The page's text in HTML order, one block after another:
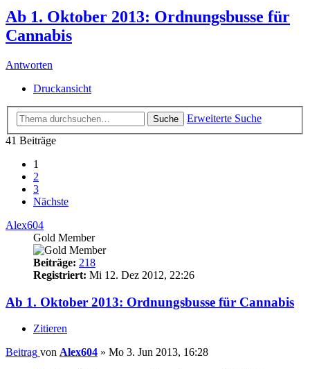
Ab 1. Oktober 2013: Ordnungsbusse für
Cannabis
Antworten
Druckansicht
Suche
Erweiterte Suche
41 Beiträge
1
2
3
Nächste
Alex604
Gold Member
Beiträge: 218
Registriert: Mi 12. Dez 2012, 22:26
Ab 1. Oktober 2013: Ordnungsbusse für Cannabis
Zitieren
Beitrag von Alex604 » Mo 3. Jun 2013, 16:28